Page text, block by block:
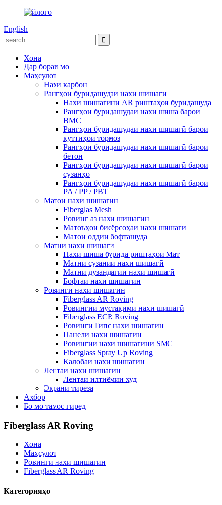
English
Хона
Дар бораи мо
Маҳсулот
Нахи карбон
Рангҳои буридашудаи нахи шишагӣ
Нахи шишагини AR риштаҳои буридашуда
Рангҳои буридашудаи нахи шиша барои
BMC
Рангҳои буридашудаи нахи шишагӣ барои
қуттиҳои тормоз
Рангҳои буридашудаи нахи шишагӣ барои
бетон
Рангҳои буридашудаи нахи шишагӣ барои
сӯзанҳо
Рангҳои буридашудаи нахи шишагӣ барои
PA / PP / PBT
Матои нахи шишагин
Fiberglas Mesh
Ровинг аз нахи шишагин
Матоъҳои бисёрсоҳаи нахи шишагӣ
Матои оддии бофташуда
Матни нахи шишагӣ
Нахи шиша бурида риштаҳои Мат
Матни сӯзании нахи шишагӣ
Матни дӯзандагии нахи шишагӣ
Бофтаи нахи шишагин
Ровинги нахи шишагин
Fiberglass AR Roving
Ровингии мустақими нахи шишагӣ
Fiberglass ECR Roving
Ровинги Гипс нахи шишагин
Панели нахи шишагин
Ровингии нахи шишагини SMC
Fiberglass Spray Up Roving
Калобаи нахи шишагин
Лентаи нахи шишагин
Лентаи илтиёмии худ
Экрани тиреза
Ахбор
Бо мо тамос гиред
Fiberglass AR Roving
Хона
Маҳсулот
Ровинги нахи шишагин
Fiberglass AR Roving
Категорияҳо